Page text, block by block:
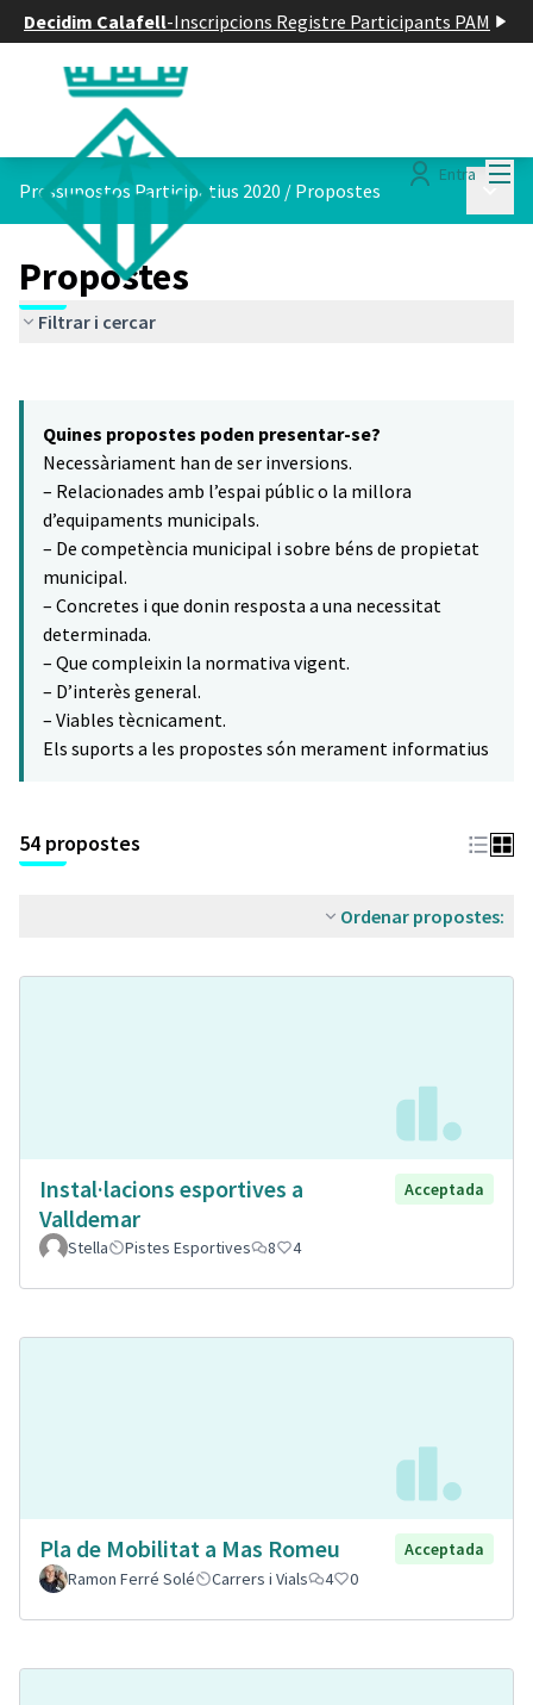
Decidim Calafell-Inscripcions Registre Participants PAM
Entra
Pressupostos Participatius 2020 / Propostes
Propostes
Filtrar i cercar
−
Quines propostes poden presentar-se?
Necessàriament han de ser inversions.
– Relacionades amb l’espai públic o la millora
d’equipaments municipals.
– De competència municipal i sobre béns de propietat
municipal.
– Concretes i que donin resposta a una necessitat
determinada.
– Que compleixin la normativa vigent.
– D’interès general.
– Viables tècnicament.
Els suports a les propostes són merament informatius
54 propostes
Ordenar propostes:
Instal·lacions esportives a
Valldemar
Acceptada
Stella Pistes Esportives 8 4
Pla de Mobilitat a Mas Romeu
Acceptada
Ramon Ferré Solé
Carrers i Vials 4 0